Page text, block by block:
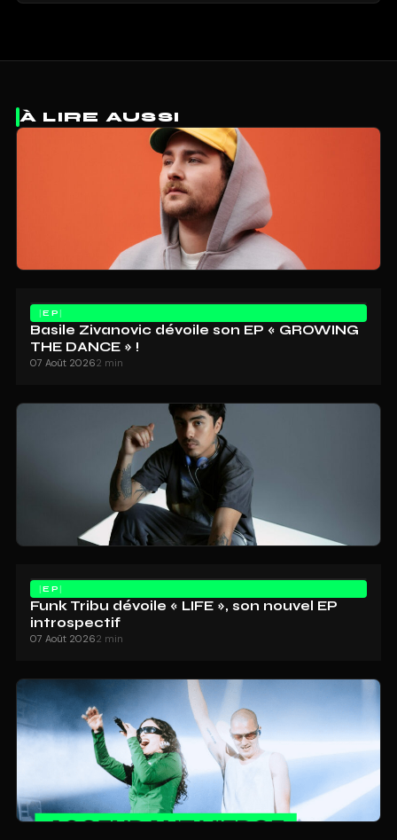
À LIRE AUSSI
EP
Basile Zivanovic dévoile son EP « GROWING
THE DANCE » !
07 Août 20262 min
EP
Funk Tribu dévoile « LIFE », son nouvel EP
introspectif
07 Août 20262 min